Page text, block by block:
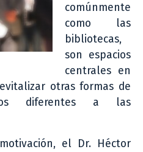
comúnmente
como las
bibliotecas,
son espacios
centrales en
otras formas de
diferentes a las
el Dr. Héctor